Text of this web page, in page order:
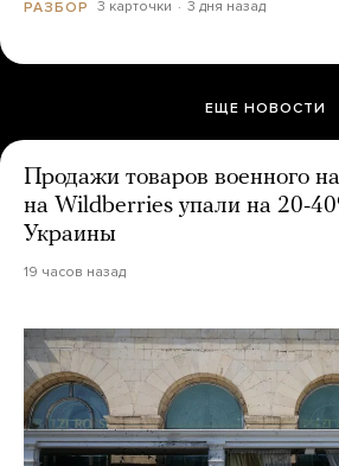
РАЗБОР 3 карточки 3 дня назад
ЕЩЕ НОВОСТИ
Продажи товаров военного
на Wildberries упали на 20-
Украины
19 часов назад